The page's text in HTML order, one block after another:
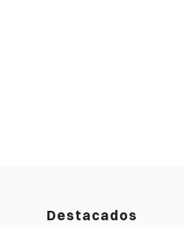
Destacados